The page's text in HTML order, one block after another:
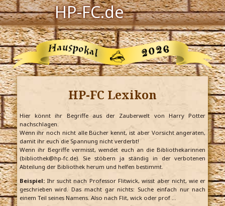
HP-FC.de
Navigation
Harry Potter
Der HP-FC
Hogwarts
Zauberwelt
Willkommen
Jetzt Fanclub-Mitglied werden!
HP-FC Lexikon
Hier könnt ihr Begriffe aus der Zauberwelt von Harry Potter
nachschlagen.
Wenn ihr noch nicht alle Bücher kennt, ist aber Vorsicht angeraten,
damit ihr euch die Spannung nicht verderbt!
Wenn ihr Begriffe vermisst, wendet euch an die Bibliothekarinnen
(bibliothek@hp-fc.de). Sie stöbern ja ständig in der verbotenen
Abteilung der Bibliothek herum und helfen bestimmt.
Beispiel:Ihr sucht nach Professor Flitwick, wisst aber nicht, wie er
geschrieben wird. Das macht gar nichts: Suche einfach nur nach
einem Teil seines Namens. Also nach Flit, wick oder prof …